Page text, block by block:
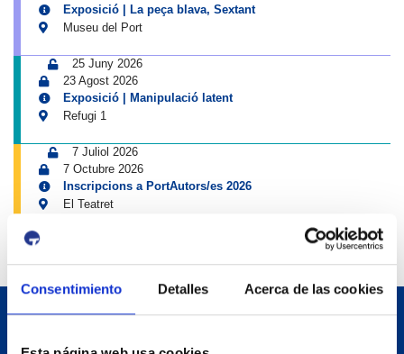
Consentimiento Detalles Acerca de las cookies
Exposició | La peça blava, Sextant
Museu del Port
25 Juny 2026
23 Agost 2026
Exposició | Manipulació latent
Refugi 1
7 Juliol 2026
7 Octubre 2026
Inscripcions a PortAutors/es 2026
El Teatret